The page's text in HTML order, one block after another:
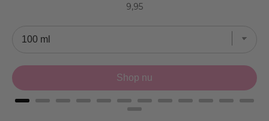
Price
9,95
Shop nu